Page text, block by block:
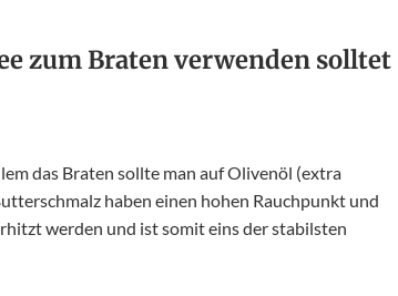
zum Braten verwenden solltet
das Braten sollte man auf Olivenöl (extra
haben einen hohen Rauchpunkt und
werden und ist somit eins der stabilsten